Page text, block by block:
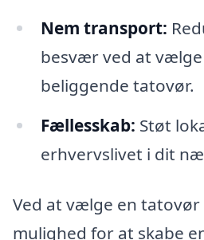
Nem transport:
besvær ved at
beliggende tatovør.
Fællesskab: Støt
erhvervslivet i dit
Ved at vælge en tatovør
mulighed for at skabe